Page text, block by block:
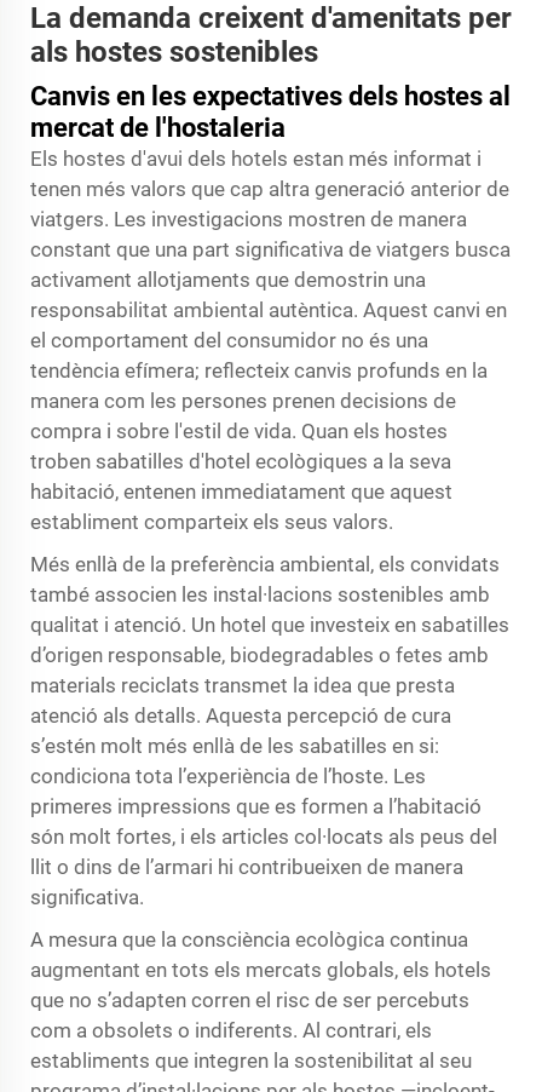
La demanda creixent d'amenitats per
als hostes sostenibles
Canvis en les expectatives dels hostes al
mercat de l'hostaleria
Els hostes d'avui dels hotels estan més informat i
tenen més valors que cap altra generació anterior de
viatgers. Les investigacions mostren de manera
constant que una part significativa de viatgers busca
activament allotjaments que demostrin una
responsabilitat ambiental autèntica. Aquest canvi en
el comportament del consumidor no és una
tendència efímera; reflecteix canvis profunds en la
manera com les persones prenen decisions de
compra i sobre l'estil de vida. Quan els hostes
troben sabatilles d'hotel ecològiques a la seva
habitació, entenen immediatament que aquest
establiment comparteix els seus valors.
Més enllà de la preferència ambiental, els convidats
també associen les instal·lacions sostenibles amb
qualitat i atenció. Un hotel que investeix en sabatilles
d’origen responsable, biodegradables o fetes amb
materials reciclats transmet la idea que presta
atenció als detalls. Aquesta percepció de cura
s’estén molt més enllà de les sabatilles en si:
condiciona tota l’experiència de l’hoste. Les
primeres impressions que es formen a l’habitació
són molt fortes, i els articles col·locats als peus del
llit o dins de l’armari hi contribueixen de manera
significativa.
A mesura que la consciència ecològica continua
augmentant en tots els mercats globals, els hotels
que no s’adapten corren el risc de ser percebuts
com a obsolets o indiferents. Al contrari, els
establiments que integren la sostenibilitat al seu